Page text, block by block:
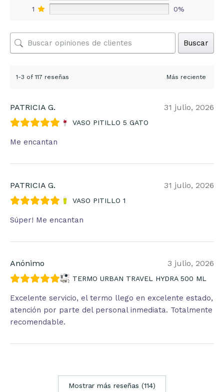
1
0%
Buscar
1-3 of 117 reseñas
PATRICIA G. 31 julio, 2026
VASO PITILLO 5 GATO
Me encantan
PATRICIA G. 31 julio, 2026
VASO PITILLO 1
Súper! Me encantan
Anónimo 3 julio, 2026
TERMO URBAN TRAVEL HYDRA 500 ML
Excelente servicio, el termo llego en excelente estado,
atención por parte del personal inmediata. Totalmente
recomendable.
Mostrar más reseñas (114)